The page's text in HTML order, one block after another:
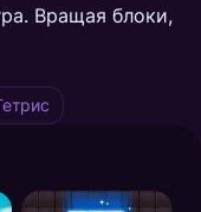
Вращая блоки,